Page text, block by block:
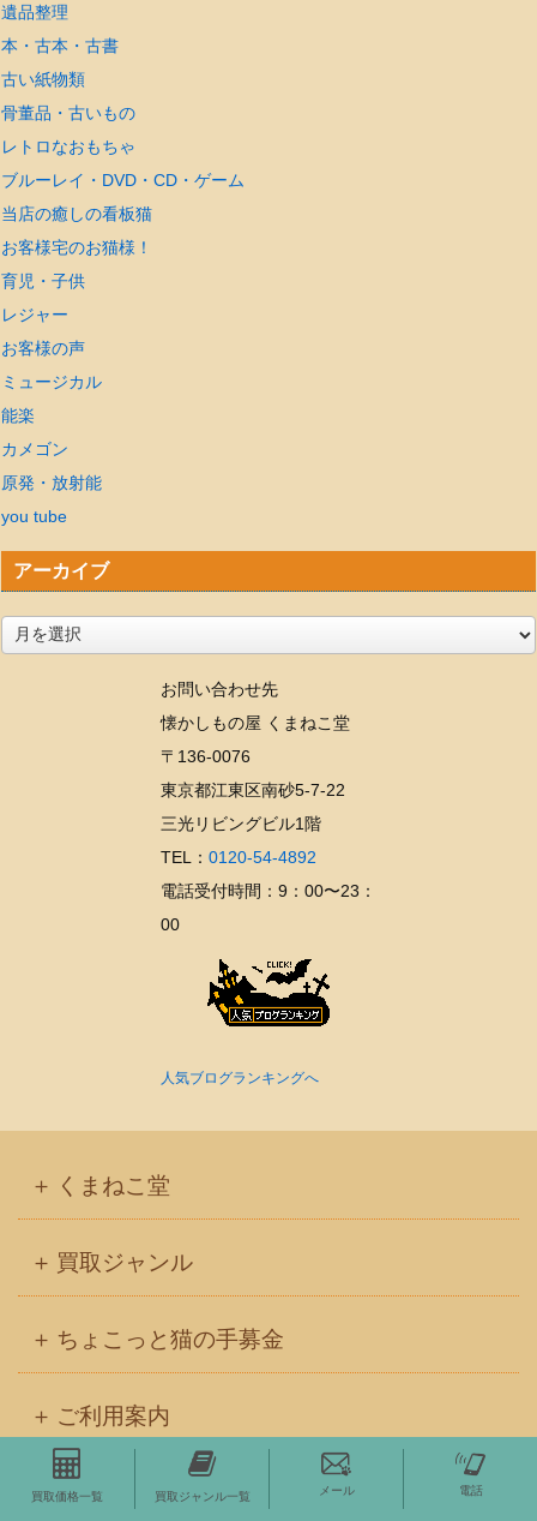
買取価格一覧 買取ジャンル一覧 メール 電話
遺品整理
本・古本・古書
古い紙物類
骨董品・古いもの
レトロなおもちゃ
ブルーレイ・DVD・CD・ゲーム
当店の癒しの看板猫
お客様宅のお猫様！
育児・子供
レジャー
お客様の声
ミュージカル
能楽
カメゴン
原発・放射能
you tube
アーカイブ
お問い合わせ先
懐かしもの屋 くまねこ堂
〒136-0076
東京都江東区南砂5-7-22
三光リビングビル1階
TEL： 0120-54-4892
電話受付時間：9：00〜23：
00
人気ブログランキングへ
くまねこ堂
買取ジャンル
ちょこっと猫の手募金
ご利用案内
BLOG